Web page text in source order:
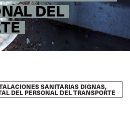
DEL
SANITARIAS DIGNAS,
DEL PERSONAL DEL TRANSPORTE